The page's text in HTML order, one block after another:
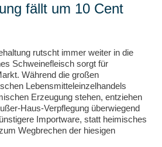
fällt um 10 Cent
rutscht immer weiter in die
Schweinefleisch sorgt für
Während die großen
Lebensmitteleinzelhandels
Erzeugung stehen, entziehen
Haus-Verpflegung überwiegend
Importware, statt heimisches
Wegbrechen der hiesigen